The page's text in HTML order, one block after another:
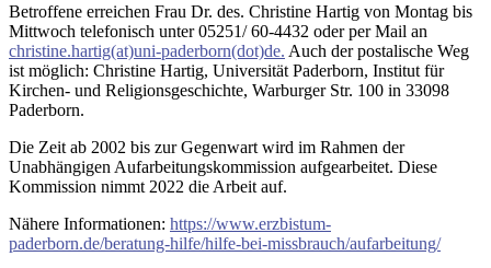
Betroffene erreichen Frau Dr. des. Christine Hartig von Montag bis
Mittwoch telefonisch unter 05251/ 60-4432 oder per Mail an
christine.hartig(at)uni-paderborn(dot)de. Auch der postalische Weg
ist möglich: Christine Hartig, Universität Paderborn, Institut für
Kirchen- und Religionsgeschichte, Warburger Str. 100 in 33098
Paderborn.
Die Zeit ab 2002 bis zur Gegenwart wird im Rahmen der
Unabhängigen Aufarbeitungskommission aufgearbeitet. Diese
Kommission nimmt 2022 die Arbeit auf.
Nähere Informationen: https://www.erzbistum-
paderborn.de/beratung-hilfe/hilfe-bei-missbrauch/aufarbeitung/